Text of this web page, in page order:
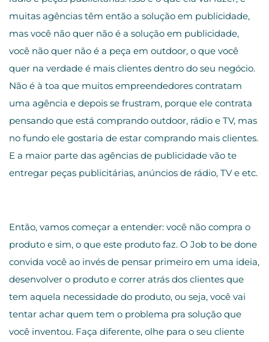
muitas agências têm então a solução em publicidade,
mas você não quer não é a solução em publicidade,
você não quer não é a peça em outdoor, o que você
quer na verdade é mais clientes dentro do seu negócio.
Não é à toa que muitos empreendedores contratam
uma agência e depois se frustram, porque ele contrata
pensando que está comprando outdoor, rádio e TV, mas
no fundo ele gostaria de estar comprando mais clientes.
E a maior parte das agências de publicidade vão te
entregar peças publicitárias, anúncios de rádio, TV e etc.
Então, vamos começar a entender: você não compra o
produto e sim, o que este produto faz. O Job to be done
convida você ao invés de pensar primeiro em uma ideia,
desenvolver o produto e correr atrás dos clientes que
tem aquela necessidade do produto, ou seja, você vai
tentar achar quem tem o problema pra solução que
você inventou. Faça diferente, olhe para o seu cliente